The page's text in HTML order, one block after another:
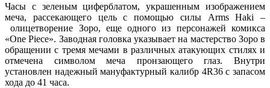
Часы с зеленым циферблатом, украшенным изображением
меча, рассекающего цель с помощью силы Arms Haki –
олицетворение Зоро, еще одного из персонажей комикса
«One Piece». Заводная головка указывает на мастерство Зоро в
обращении с тремя мечами в различных атакующих стилях и
отмечена символом меча пронзающего глаз. Внутри
установлен надежный мануфактурный калибр 4R36 с запасом
хода до 41 часа.